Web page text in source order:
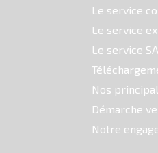
Le service
Le service
Le service
Nos
Démarche
Notre